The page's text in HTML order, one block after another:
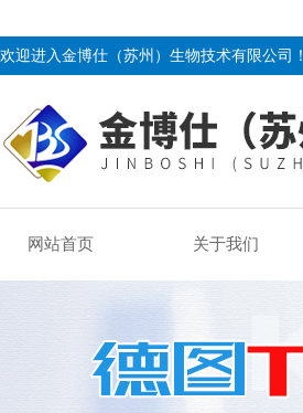
欢迎进入金博仕（苏州）生物技术有限公司！
网站首页 关于我们